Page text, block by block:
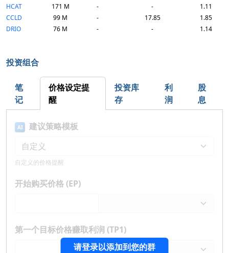
HCAT
171 M - -
1.11
CCLD
99 M - 17.85
1.85
DRIO
76 M - - 1.14
投资组合
笔
记
价格设定提
醒
投资库
存
利
润
股
息
请登录以添加到您的群
AI 建议策略模板
自定义的价格提醒
开始购买价格 (EP)
第一个目标价格赚取利润 (TP1)